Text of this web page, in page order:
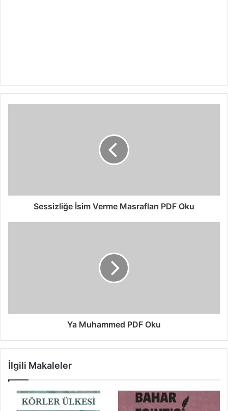
Sessizliğe İsim Verme Masrafları PDF Oku
Ya Muhammed PDF Oku
İlgili Makaleler